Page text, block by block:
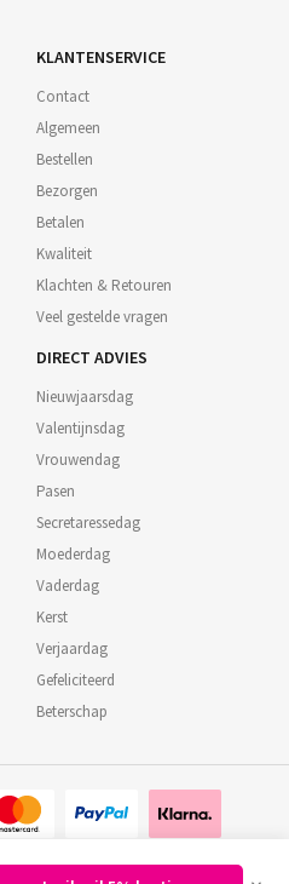
KLANTENSERVICE
Contact
Algemeen
Bestellen
Bezorgen
Betalen
Kwaliteit
Klachten & Retouren
Veel gestelde vragen
DIRECT ADVIES
Nieuwjaarsdag
Valentijnsdag
Vrouwendag
Pasen
Secretaressedag
Moederdag
Vaderdag
Kerst
Verjaardag
Gefeliciteerd
Beterschap